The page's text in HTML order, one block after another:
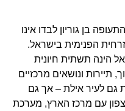
בן גוריון לבדו אינו
הפנימית בישראל.
תשתית חיונית
ונושאים מרכזיים
לעיר אילת – אך גם
עם מרכז הארץ, מערכת